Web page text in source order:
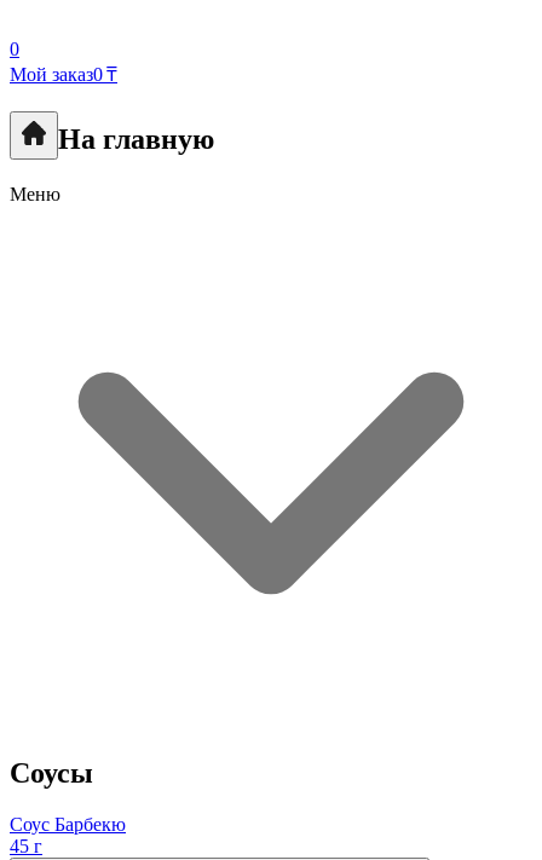
0
Мой заказ0 ₸
На главную
Меню
Соусы
Соус Барбекю
45 г